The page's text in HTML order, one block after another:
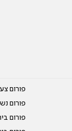
פורום
פורום
פורום